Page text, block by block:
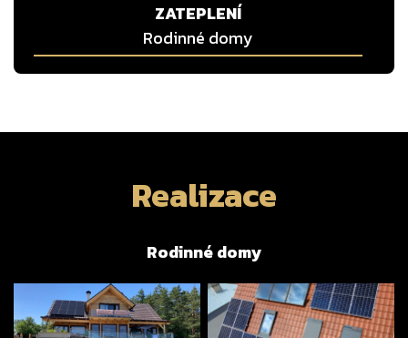
ZATEPLENÍ
Rodinné domy
Realizace
Rodinné domy